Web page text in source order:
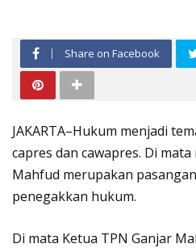
Share on Facebook
JAKARTA–Hukum menjadi
capres dan cawapres. Di
Mahfud merupakan
penegakkan hukum.
Di mata Ketua TPN Ganjar